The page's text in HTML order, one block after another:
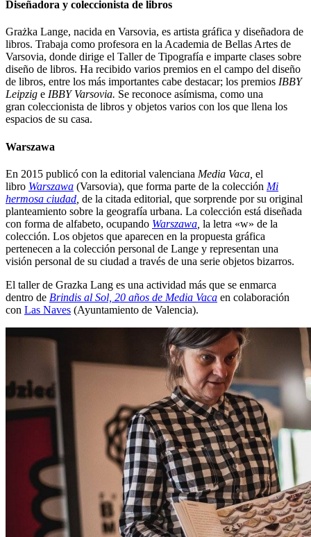
Diseñadora y coleccionista de libros
Grażka Lange, nacida en Varsovia, es artista gráfica y diseñadora de
libros. Trabaja como profesora en la Academia de Bellas Artes de
Varsovia, donde dirige el Taller de Tipografía e imparte clases sobre
diseño de libros. Ha recibido varios premios en el campo del diseño
de libros, entre los más importantes cabe destacar; los premios IBBY
Leipzig e IBBY Varsovia. Se reconoce asímisma, como una
gran coleccionista de libros y objetos varios con los que llena los
espacios de su casa.
Warszawa
En 2015 publicó con la editorial valenciana Media Vaca, el
libro Warszawa (Varsovia), que forma parte de la colección Mi
hermosa ciudad de la citada editorial, que sorprende por su original
planteamiento sobre la geografía urbana. La colección está diseñada
con forma de alfabeto, ocupando Warszawa la letra «w» de la
colección. Los objetos que aparecen en la propuesta gráfica
pertenecen a la colección personal de Lange y representan una
visión personal de su ciudad a través de una serie objetos bizarros.
El taller de Grazka Lang es una actividad más que se enmarca
dentro de Brindis al Sol, 20 años de Media Vaca en colaboración
con Las Naves (Ayuntamiento de Valencia).